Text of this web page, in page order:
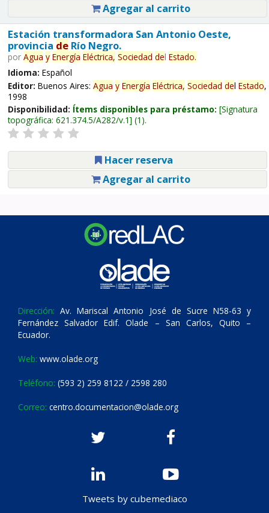
Agregar al carrito
Estación transformadora San Antonio Oeste,
provincia deRío Negro.
por Agua y Energía Eléctrica, Sociedad del Estado.
Idioma: Español
Editor: Buenos Aires: Agua y Energía Eléctrica, Sociedad del Estado,
1998
Disponibilidad: Ítems disponibles para préstamo: Signatura
topográfica: 621.374.5/A282/v.1 (1).
Hacer reserva
Agregar al carrito
Dirección: Av. Mariscal Antonio José de Sucre N58-63 y
Fernández Salvador Edif. Olade – San Carlos, Quito –
Ecuador.
Web: www.olade.org
Teléfono: (593 2) 259 8122 / 2598 280
Correo: centro.documentacion@olade.org
Tweets by cubemediaco